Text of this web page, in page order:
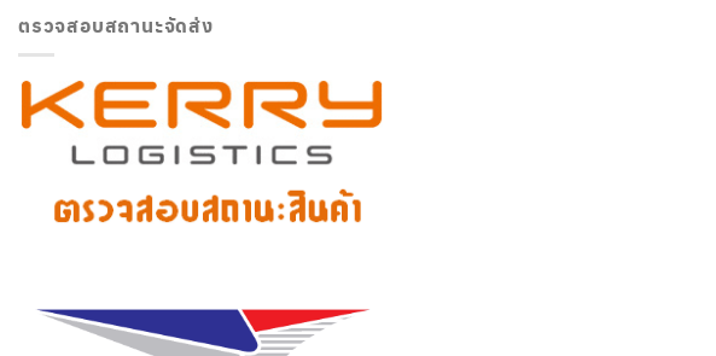
ตรวจสอบสถานะจัดส่ง